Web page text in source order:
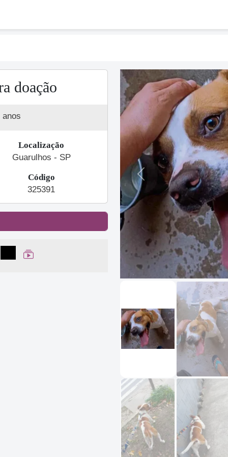
doação
anos
Localização
Guarulhos - SP
Código
325391
no Facebook
no WhatsApp
Compartilhar
Ver Web Story
Previous